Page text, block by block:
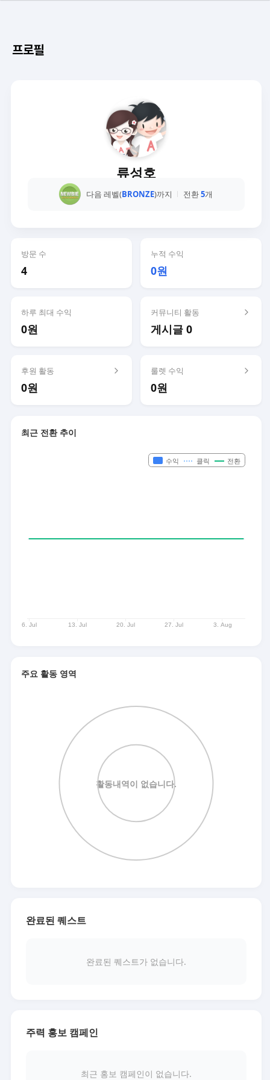
프로필
류성호
다음 레벨(BRONZE)까지 전환5개
방문 수
4
누적 수익
0원
하루 최대 수익
0원
커뮤니티 활동
게시글 0
후원 활동
0원
룰렛 수익
0원
최근 전환 추이
주요 활동 영역
완료된 퀘스트
완료된 퀘스트가 없습니다.
주력 홍보 캠페인
최근 홍보 캠페인이 없습니다.